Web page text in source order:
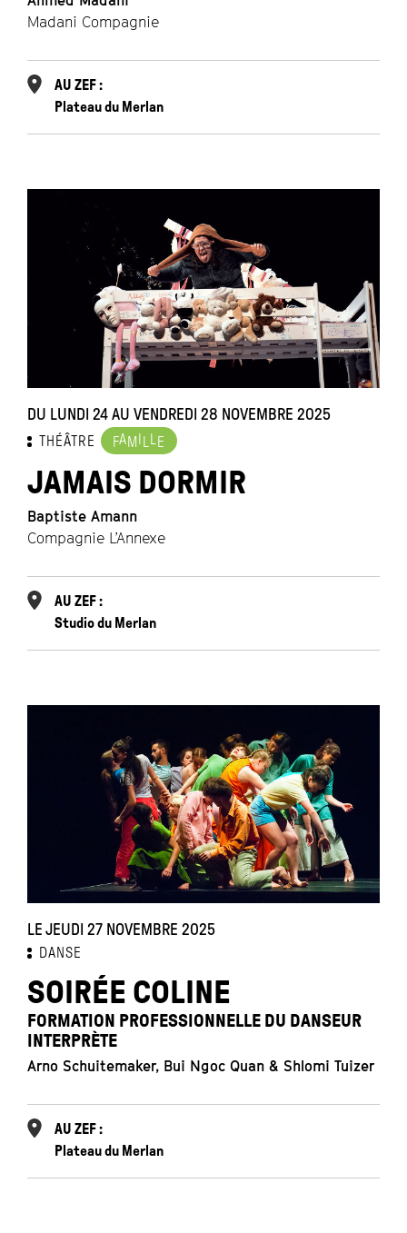
Madani Compagnie
AU ZEF :
Plateau du Merlan
DU LUNDI 24 AU VENDREDI 28 NOVEMBRE 2025
THÉÂTRE FAM E
JAMAIS DORMIR
Baptiste Amann
Compagnie L’Annexe
AU ZEF :
Studio du Merlan
LE JEUDI 27 NOVEMBRE 2025
DANSE
SOIRÉE COLINE
FORMATION PROFESSIONNELLE DU DANSEUR
INTERPRÈTE
Arno Schuitemaker, Bui Ngoc Quan & Shlomi Tuizer
AU ZEF :
Plateau du Merlan